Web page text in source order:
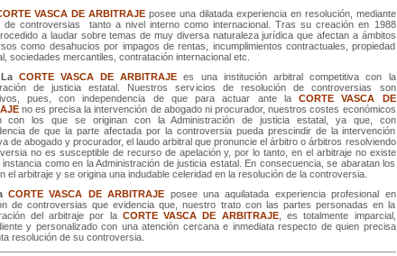
VASCA DE ARBITRAJEposee una dilatada experiencia en resolución, mediante
de controversias tanto a nivel interno como internacional. Tras su creación en 1988
a laudar sobre temas de muy diversa naturaleza jurídica que afectan a ámbitos
como desahucios por impagos de rentas, incumplimientos contractuales, propiedad
sociedades mercantiles, contratación internacional etc.
CORTE VASCA DE ARBITRAJE
es una institución arbitral competitiva con la
de justicia estatal. Nuestros servicios de resolución de controversias son
pues, con independencia de que para actuar ante la
CORTE VASCA DE
no es precisa la intervención de abogado ni procurador, nuestros costes económicos
con los que se originan con la Administración de justicia estatal, ya que, con
de que la parte afectada por la controversia pueda prescindir de la intervención
de abogado y procurador, el laudo arbitral que pronuncie el árbitro o árbitros resolviendo
no es susceptible de recurso de apelación y, por lo tanto, en el arbitraje no existe
instancia como en la Administración de justicia estatal. En consecuencia, se abaratan los
el arbitraje y se origina una indudable celeridad en la resolución de la controversia.
CORTE VASCA DE ARBITRAJE posee una aquilatada experiencia profesional en
de controversias que evidencia que, nuestro trato con las partes personadas en la
del arbitraje por la CORTE VASCA DE ARBITRAJE, es totalmente imparcial,
y personalizado con una atención cercana e inmediata respecto de quien precisa
resolución de su controversia.